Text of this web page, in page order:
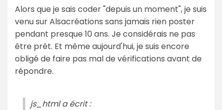
Alors que je sais coder "depuis un moment", je suis
venu sur Alsacréations sans jamais rien poster
pendant presque 10 ans. Je considérais ne pas
être prêt. Et même aujourd'hui, je suis encore
obligé de faire pas mal de vérifications avant de
répondre.
js_html a écrit :